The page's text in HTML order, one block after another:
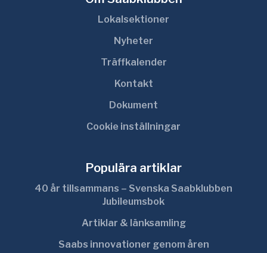
Lokalsektioner
Nyheter
Träffkalender
Kontakt
Dokument
Cookie inställningar
Populära artiklar
40 år tillsammans – Svenska Saabklubben
Jubileumsbok
Artiklar & länksamling
Saabs innovationer genom åren